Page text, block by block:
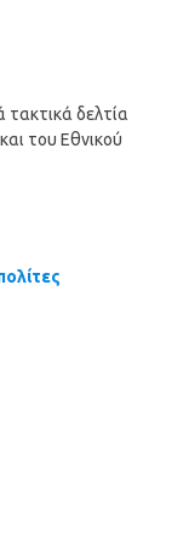
τακτικά δελτία
του Εθνικού